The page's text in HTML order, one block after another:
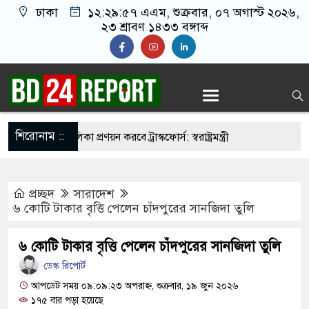
ঢাকা ১২:২৯:৫৮ এএম, শুক্রবার, ০৭ অগাস্ট ২০২৬,
২৩ শ্রাবণ ১৪৩৩ বঙ্গাব্দ
শিরোনাম ::
তালিকা প্রণয়ন করবে ট্রাস্কফোর্স: স্বরাষ্ট্রমন্ত্রী
থেকে খুলে ফেলা হচ্ছে মাইক, শুভেন্দু বলছেন-
প্রচ্ছদ
সারাদেশ
৬ কোটি টাকার বৃত্তি পেলেন চাঁদপুরের সানজিদা তুলি
৬ কোটি টাকার বৃত্তি পেলেন চাঁদপুরের সানজিদা তুলি
ডেস্ক রিপোর্ট
আপডেট সময় ০৯:০৯:২৩ অপরাহ্ন, শুক্রবার, ১৯ জুন ২০২৬
১৭৫ বার পড়া হয়েছে